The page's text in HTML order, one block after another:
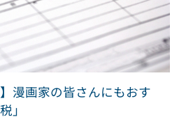
漫画家の皆さんにもおす
」